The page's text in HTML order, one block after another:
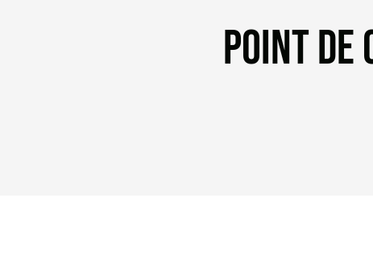
POINT DE